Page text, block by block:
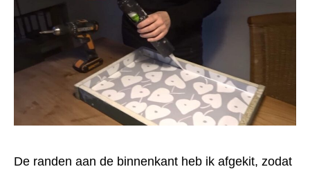
De randen aan de binnenkant heb ik afgekit, zodat